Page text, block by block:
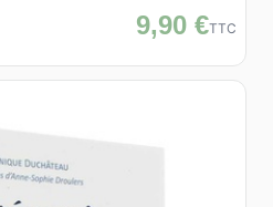
9,90 €TTC